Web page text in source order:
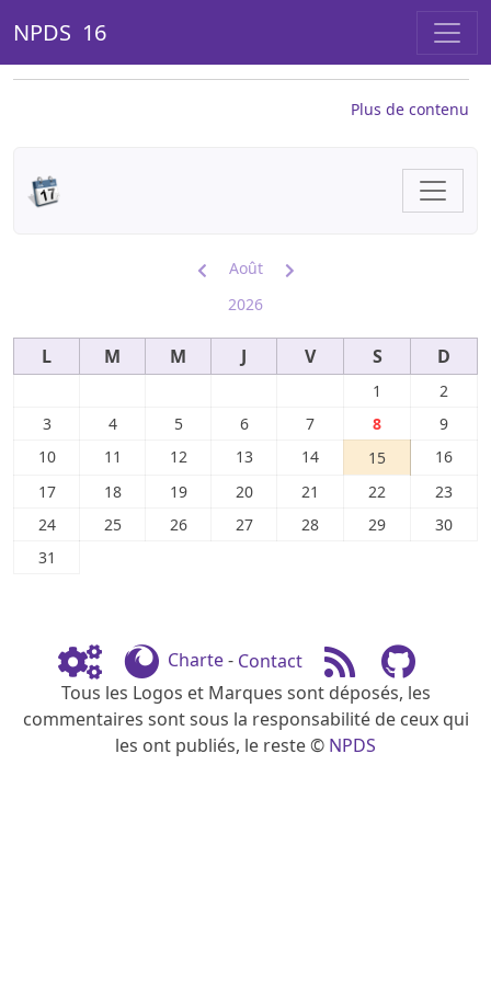
NPDS 16
Plus de contenu
Août
2026
L M M J V S D
1
2
3
4 5 6 7 8
9
10
11 12 13 14 15
16
17
18 19 20 21 22
23
24
25 26 27 28 29
30
31
Charte- Contact
Tous les Logos et Marques sont déposés, les
commentaires sont sous la responsabilité de ceux qui
les ont publiés, le reste © NPDS